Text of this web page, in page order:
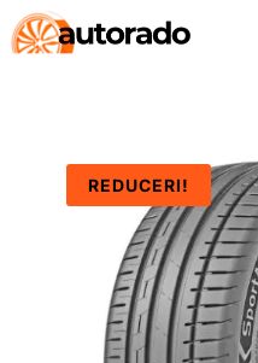
REDUCERI!